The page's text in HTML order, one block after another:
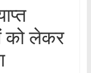
को लेकर